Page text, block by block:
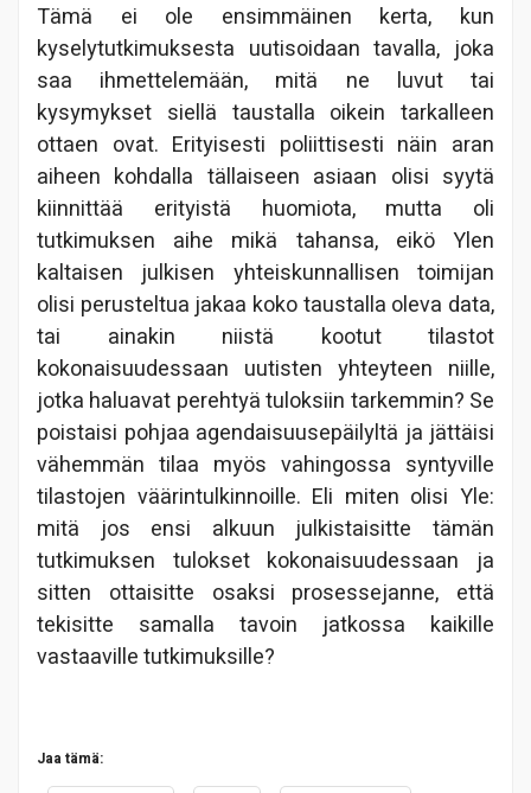
Tämä ei ole ensimmäinen kerta, kun
kyselytutkimuksesta uutisoidaan tavalla, joka
saa ihmettelemään, mitä ne luvut tai
kysymykset siellä taustalla oikein tarkalleen
ottaen ovat. Erityisesti poliittisesti näin aran
aiheen kohdalla tällaiseen asiaan olisi syytä
kiinnittää erityistä huomiota, mutta oli
tutkimuksen aihe mikä tahansa, eikö Ylen
kaltaisen julkisen yhteiskunnallisen toimijan
olisi perusteltua jakaa koko taustalla oleva data,
tai ainakin niistä kootut tilastot
kokonaisuudessaan uutisten yhteyteen niille,
jotka haluavat perehtyä tuloksiin tarkemmin? Se
poistaisi pohjaa agendaisuusepäilyltä ja jättäisi
vähemmän tilaa myös vahingossa syntyville
tilastojen väärintulkinnoille. Eli miten olisi Yle:
mitä jos ensi alkuun julkistaisitte tämän
tutkimuksen tulokset kokonaisuudessaan ja
sitten ottaisitte osaksi prosessejanne, että
tekisitte samalla tavoin jatkossa kaikille
vastaaville tutkimuksille?
Jaa tämä: